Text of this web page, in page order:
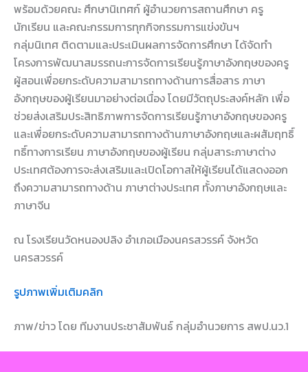
พร้อมด้วยคณะ ศึกษานิเทศก์ ผู้อำนวยการสถานศึกษา ครู
นักเรียน และคณะกรรมการทุกกิจกรรมการแข่งขันฯ
กลุ่มนิเทศ ติดตามและประเมินผลการจัดการศึกษา ได้จัดทำ
โครงการพัฒนาสมรรถนะการจัดการเรียนรู้ภาษาอังกฤษของครู
ผู้สอนเพื่อยกระดับความสามารถทางด้านการสื่อสาร ภาษา
อังกฤษของผู้เรียนมาอย่างต่อเนื่อง โดยมีวัตถุประสงค์หลัก เพื่อ
ช่วยส่งเสริมประสิทธิภาพการจัดการเรียนรู้ภาษาอังกฤษของครู
และเพื่อยกระดับความสามารถทางด้านภาษาอังกฤษและผสัมฤทธิ์
ทธิ์ทางการเรียน ภาษาอังกฤษของผู้เรียน กลุ่มสาระภาษาต่าง
ประเทศต้องการจะส่งเสริมและเปิดโอกาสให้ผู้เรียนได้แสดงออก
ถึงความสามารถทางด้าน ภาษาต่างประเทศ ทั้งภาษาอังกฤษและ
ภาษาจีน
ณ โรงเรียนวัดหนองปลิง อำเภอเมืองนครสวรรค์ จังหวัด
นครสวรรค์
รูปภาพเพิ่มเติมคลิก
ภาพ/ข่าว โดย ทีมงานประชาสัมพันธ์ กลุ่มอำนวยการ สพป.นว.1